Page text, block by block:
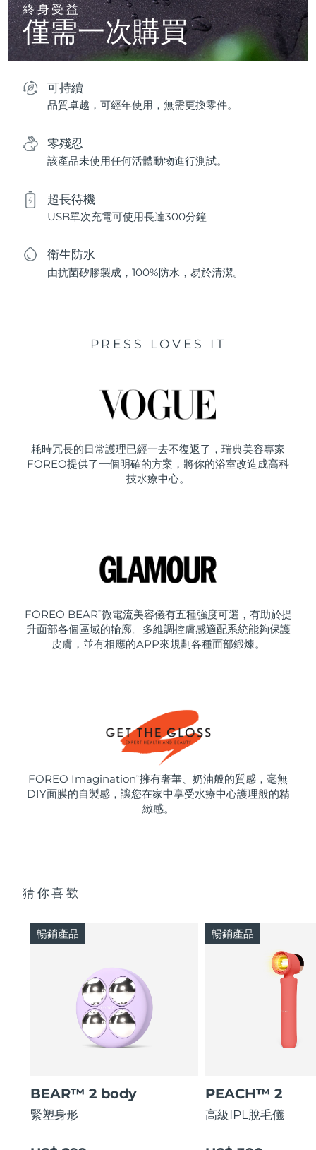
終身受益
僅需一次購買
可持續
品質卓越，可經年使用，無需更換零件。
零殘忍
該產品未使用任何活體動物進行測試。
超長待機
USB單次充電可使用長達300分鐘
衛生防水
由抗菌矽膠製成，100%防水，易於清潔。
PRESS LOVES IT
耗時冗長的日常護理已經一去不復返了，瑞典美容專家
FOREO提供了一個明確的方案，將你的浴室改造成高科
技水療中心。
FOREO BEAR ™ 微電流美容儀有五種強度可選，有助於提
升面部各個區域的輪廓。多維調控膚感適配系統能夠保護
皮膚，並有相應的APP來規劃各種面部鍛煉。
FOREO Imagination ™ 擁有奢華、奶油般的質感，毫無
DIY面膜的自製感，讓您在家中享受水療中心護理般的精
緻感。
猜你喜歡
BEAR™ 2 body
緊塑身形
暢銷產品
PEACH™ 2
高級IPL脫毛儀
暢銷產品